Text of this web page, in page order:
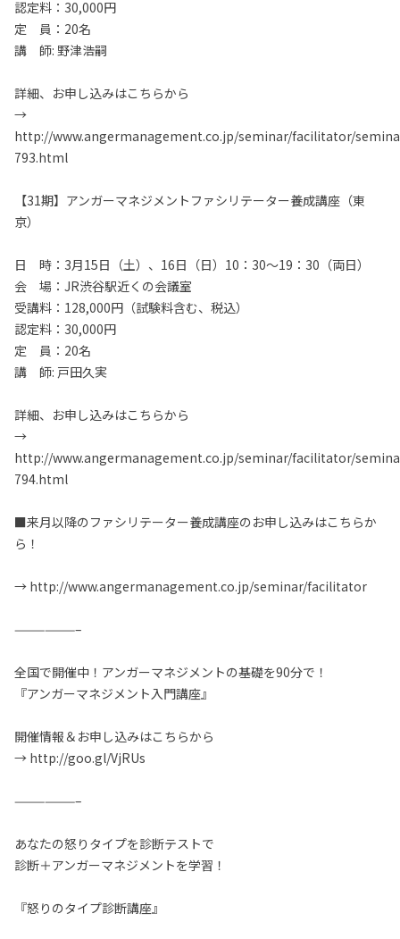
認定料：30,000円
定 員：20名
講 師: 野津浩嗣
詳細、お申し込みはこちらから
→
http://www.angermanagement.co.jp/seminar/facilitator/
793.html
【31期】アンガーマネジメントファシリテーター養成講座（東
京）
日 時：3月15日（土）、16日（日）10：30～19：30（両日）
会 場：JR渋谷駅近くの会議室
受講料：128,000円（試験料含む、税込）
認定料：30,000円
定 員：20名
講 師: 戸田久実
詳細、お申し込みはこちらから
→
http://www.angermanagement.co.jp/seminar/facilitator/
794.html
■来月以降のファシリテーター養成講座のお申し込みはこちらか
ら！
→ http://www.angermanagement.co.jp/seminar/facilitator
——————–
全国で開催中！アンガーマネジメントの基礎を90分で！
『アンガーマネジメント入門講座』
開催情報＆お申し込みはこちらから
→ http://goo.gl/VjRUs
——————–
あなたの怒りタイプを診断テストで
診断＋アンガーマネジメントを学習！
『怒りのタイプ診断講座』